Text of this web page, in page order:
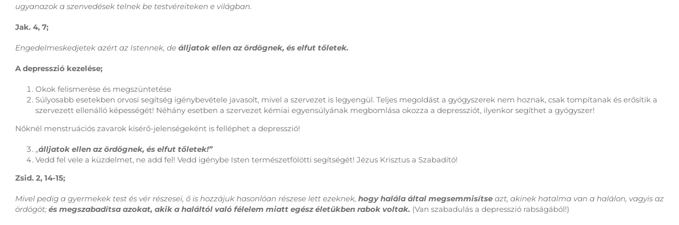
ugyanazok a szenvedések telnek be testvéreiteken e világban.
Jak. 4, 7;
Engedelmeskedjetek azért az Istennek, de álljatok ellen az ördögnek, és elfut tőletek.
A depresszió kezelése;
Okok felismerése és megszüntetése
Súlyosabb esetekben orvosi segítség igénybevétele javasolt, mivel a szervezet is legyengül. Teljes megoldást a gyógyszerek nem hoznak, csak tompítanak és erősítik a
szervezett ellenálló képességét! Néhány esetben a szervezet kémiai egyensúlyának megbomlása okozza a depressziót, ilyenkor segíthet a gyógyszer!
Nőknél menstruációs zavarok kísérő-jelenségeként is felléphet a depresszió!
„álljatok ellen az ördögnek, és elfut tőletek!”
Vedd fel vele a küzdelmet, ne add fel! Vedd igénybe Isten természetfölötti segítségét! Jézus Krisztus a Szabadító!
Zsid. 2, 14-15;
Mivel pedig a gyermekek test és vér részesei, ő is hozzájuk hasonlóan részese lett ezeknek, hogy halála által megsemmisítse azt, akinek hatalma van a halálon, vagyis az
ördögöt; és megszabadítsa azokat, akik a haláltól való félelem miatt egész életükben rabok voltak. (Van szabadulás a depresszió rabságából!)